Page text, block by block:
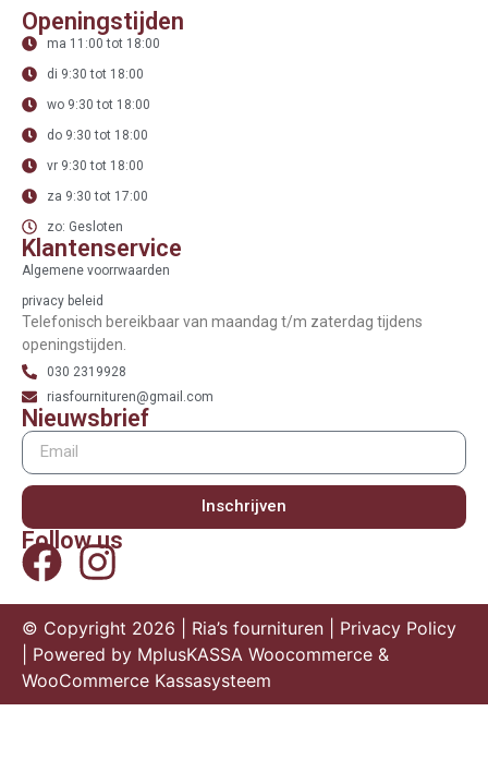
Openingstijden
ma 11:00 tot 18:00
di 9:30 tot 18:00
wo 9:30 tot 18:00
do 9:30 tot 18:00
vr 9:30 tot 18:00
za 9:30 tot 17:00
zo: Gesloten
Klantenservice
Algemene voorrwaarden
privacy beleid
Telefonisch bereikbaar van maandag t/m zaterdag tijdens
openingstijden.
030 2319928
riasfournituren@gmail.com
Nieuwsbrief
Inschrijven
Follow us
© Copyright 2026 | Ria’s fournituren | Privacy Policy
| Powered by MplusKASSA Woocommerce &
WooCommerce Kassasysteem